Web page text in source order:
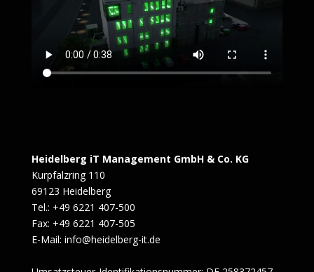
Heidelberg iT Management GmbH & Co. KG
Kurpfalzring 110
69123 Heidelberg
Tel.: +49 6221 407-500
Fax: +49 6221 407-505
E-Mail: info@heidelberg-it.de